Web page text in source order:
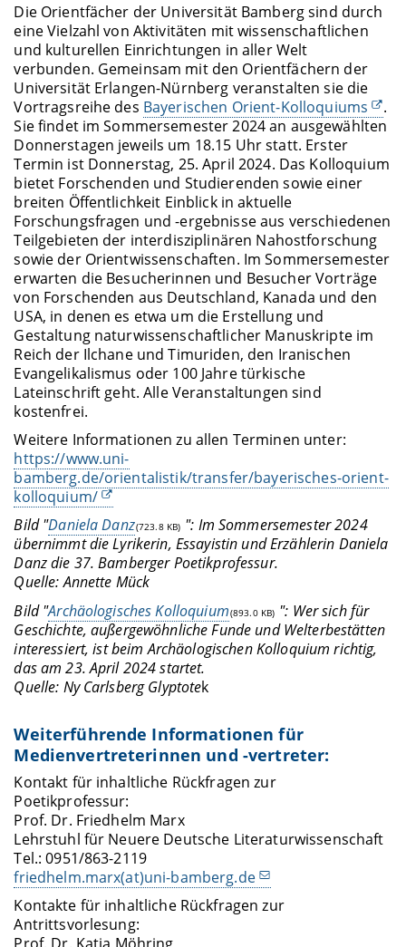
Die Orientfächer der Universität Bamberg sind durch
eine Vielzahl von Aktivitäten mit wissenschaftlichen
und kulturellen Einrichtungen in aller Welt
verbunden. Gemeinsam mit den Orientfächern der
Universität Erlangen-Nürnberg veranstalten sie die
Vortragsreihe des Bayerischen Orient-Kolloquiums
.
Sie findet im Sommersemester 2024 an ausgewählten
Donnerstagen jeweils um 18.15 Uhr statt. Erster
Termin ist Donnerstag, 25. April 2024. Das Kolloquium
bietet Forschenden und Studierenden sowie einer
breiten Öffentlichkeit Einblick in aktuelle
Forschungsfragen und -ergebnisse aus verschiedenen
Teilgebieten der interdisziplinären Nahostforschung
sowie der Orientwissenschaften. Im Sommersemester
erwarten die Besucherinnen und Besucher Vorträge
von Forschenden aus Deutschland, Kanada und den
USA, in denen es etwa um die Erstellung und
Gestaltung naturwissenschaftlicher Manuskripte im
Reich der Ilchane und Timuriden, den Iranischen
Evangelikalismus oder 100 Jahre türkische
Lateinschrift geht. Alle Veranstaltungen sind
kostenfrei.
Weitere Informationen zu allen Terminen unter:
https://www.uni-
bamberg.de/orientalistik/transfer/bayerisches-orient-
kolloquium/
Bild "Daniela Danz(723.8 KB) ": Im Sommersemester 2024
übernimmt die Lyrikerin, Essayistin und Erzählerin Daniela
Danz die 37. Bamberger Poetikprofessur.
Quelle: Annette Mück
Bild "Archäologisches Kolloquium(893.0 KB) ": Wer sich für
Geschichte, außergewöhnliche Funde und Welterbestätten
interessiert, ist beim Archäologischen Kolloquium richtig,
das am 23. April 2024 startet.
Quelle: Ny Carlsberg Glyptotek
Weiterführende Informationen für
Medienvertreterinnen und -vertreter:
Kontakt für inhaltliche Rückfragen zur
Poetikprofessur:
Prof. Dr. Friedhelm Marx
Lehrstuhl für Neuere Deutsche Literaturwissenschaft
Tel.: 0951/863-2119
friedhelm.marx(at)uni-bamberg.de
Kontakte für inhaltliche Rückfragen zur
Antrittsvorlesung: